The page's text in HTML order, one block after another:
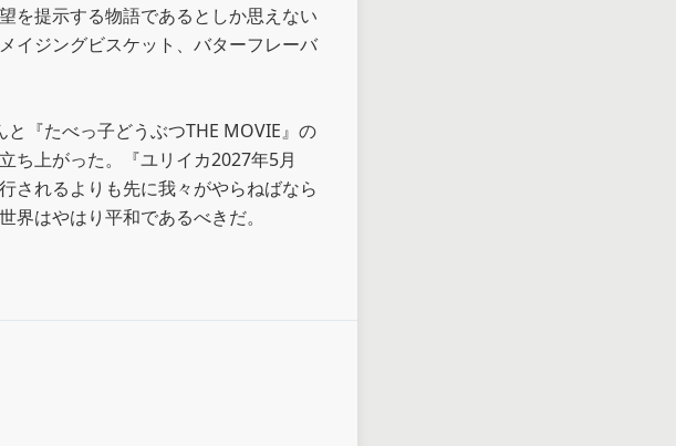
を提示する物語であるとしか思えない
イジングビスケット、バターフレーバ
『たべっ子どうぶつTHE MOVIE』の
ち上がった。『ユリイカ2027年5月
されるよりも先に我々がやらねばなら
界はやはり平和であるべきだ。